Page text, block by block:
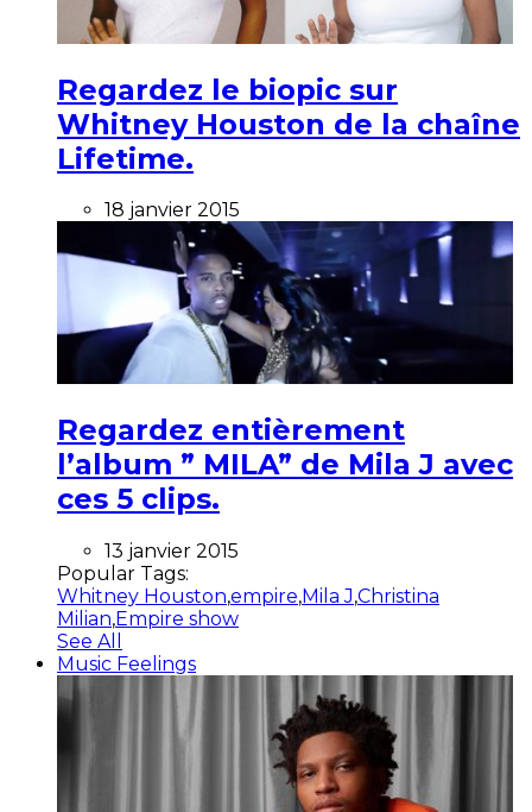
Regardez le biopic sur
Whitney Houston de la chaîne
Lifetime.
18 janvier 2015
Regardez entièrement
l’album ” MILA” de Mila J avec
ces 5 clips.
13 janvier 2015
Popular Tags:
Whitney Houston,empire,Mila J,Christina
Milian,Empire show
See All
Music Feelings